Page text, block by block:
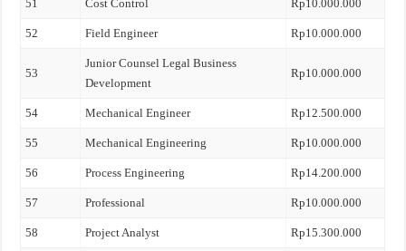
51 Cost Control Rp10.000.000
52 Field Engineer Rp10.000.000
53
Junior Counsel Legal Business
Development
Rp10.000.000
54 Mechanical Engineer Rp12.500.000
55 Mechanical Engineering Rp10.000.000
56 Process Engineering Rp14.200.000
57 Professional Rp10.000.000
58 Project Analyst Rp15.300.000